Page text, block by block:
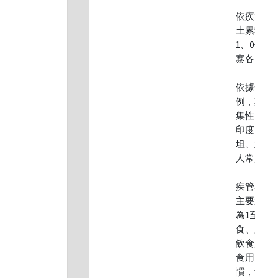
依
土
1、
寨各
依
例
集
印
坦
人
疾
主
為1
食
飲
食
慣